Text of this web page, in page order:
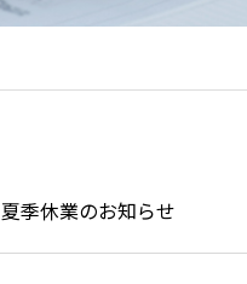
夏季休業のお知らせ